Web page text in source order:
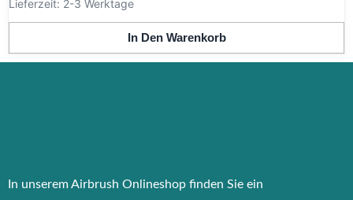
Lieferzeit: 2-3 Werktage
In Den Warenkorb
In unserem Airbrush Onlineshop finden Sie ein